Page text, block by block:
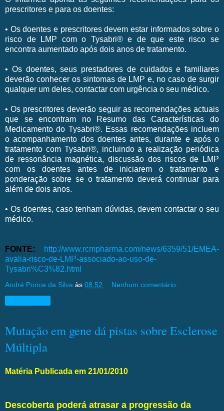
prescritores e para os doentes:
• Os doentes e prescritores devem estar informados sobre o
risco de LMP com o Tysabri® e de que este risco se
encontra aumentado após dois anos de tratamento.
• Os doentes, seus prestadores de cuidados e familiares
deverão conhecer os sintomas de LMP e, no caso de surgir
qualquer um deles, contactar com urgência o seu médico.
• Os prescritores deverão seguir as recomendações actuais
que se encontram no Resumo das Características do
Medicamento do Tysabri®. Essas recomendações incluem
o acompanhamento dos doentes antes, durante e após o
tratamento com Tysabri®, incluindo a realização periódica
de ressonância magnética, discussão dos riscos de LMP
com os doentes antes de iniciarem o tratamento e
ponderação sobre se o tratamento deverá continuar para
além de dois anos.
• Os doentes, caso tenham dúvidas, devem contactar o seu
médico.
FONTE:
http://www.rcmpharma.com/news/6359/51/EMEA-
avalia-risco-de-LMP-associado-ao-uso-de-
Tysabri%C3%82.html
André Ponce da Silva às 08:52 Nenhum comentário:
Mutação em gene dá pistas sobre Esclerose
Múltipla
Matéria Publicada em 21/01/2010
Descoberta poderá atrasar a progressão da